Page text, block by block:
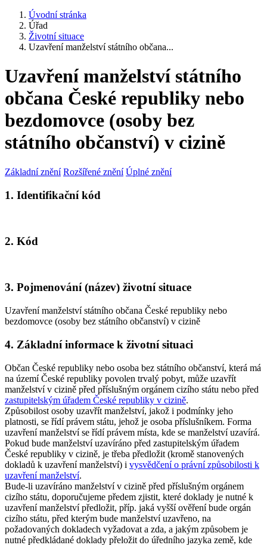
Úvodní stránka
Úřad
Životní situace
Uzavření manželství státního občana...
Uzavření manželství státního
občana České republiky nebo
bezdomovce (osoby bez
státního občanství) v cizině
Základní znění Rozšířené znění Úplné znění
1. Identifikační kód
2. Kód
3. Pojmenování (název) životní situace
Uzavření manželství státního občana České republiky nebo
bezdomovce (osoby bez státního občanství) v cizině
4. Základní informace k životní situaci
Občan České republiky nebo osoba bez státního občanství, která má
na území České republiky povolen trvalý pobyt, může uzavřít
manželství v cizině před příslušným orgánem cizího státu nebo před
zastupitelským úřadem České republiky v cizině.
Způsobilost osoby uzavřít manželství, jakož i podmínky jeho
platnosti, se řídí právem státu, jehož je osoba příslušníkem. Forma
uzavření manželství se řídí právem místa, kde se manželství uzavírá.
Pokud bude manželství uzavíráno před zastupitelským úřadem
České republiky v cizině, je třeba předložit (kromě stanovených
dokladů k uzavření manželství) i vysvědčení o právní způsobilosti k
uzavření manželství.
Bude-li uzavíráno manželství v cizině před příslušným orgánem
cizího státu, doporučujeme předem zjistit, které doklady je nutné k
uzavření manželství předložit, příp. jaká vyšší ověření bude orgán
cizího státu, před kterým bude manželství uzavřeno, na
požadovaných dokladech vyžadovat a zda, a jakým způsobem je
nutné předkládané doklady přeložit do úředního jazyka země, kde